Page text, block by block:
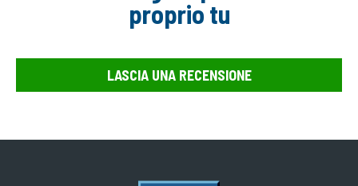
proprio tu
LASCIA UNA RECENSIONE